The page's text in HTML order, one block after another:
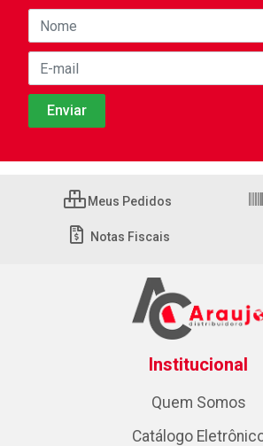
Meus Pedidos
Notas Fiscais
Institucional
Quem Somos
Catálogo